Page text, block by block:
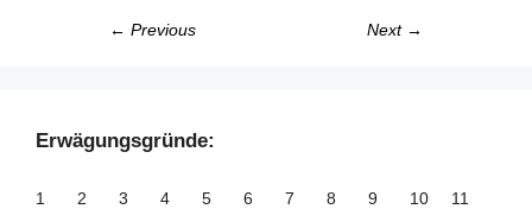
← Previous Next →
Erwägungsgründe:
1 2 3 4 5 6 7 8 9 10 11